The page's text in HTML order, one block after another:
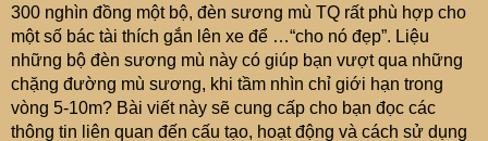
300 nghìn đồng một bộ, đèn sương mù TQ rất phù hợp cho
một số bác tài thích gắn lên xe để …“cho nó đẹp”. Liệu
những bộ đèn sương mù này có giúp bạn vượt qua những
chặng đường mù sương, khi tầm nhìn chỉ giới hạn trong
vòng 5-10m? Bài viết này sẽ cung cấp cho bạn đọc các
thông tin liên quan đến cấu tạo, hoạt động và cách sử dụng